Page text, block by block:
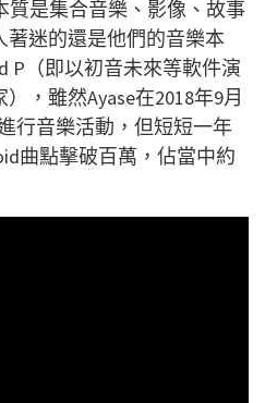
質是集合音樂、影像、故事
迷的還是他們的音樂本
P（即以初音未來等軟件演
，雖然Ayase在2018年9月
行音樂活動，但短短一年
曲點擊破百萬，佔當中約